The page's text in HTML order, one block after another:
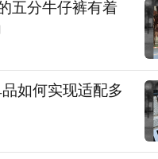
五分牛仔裤有着
如何实现适配多